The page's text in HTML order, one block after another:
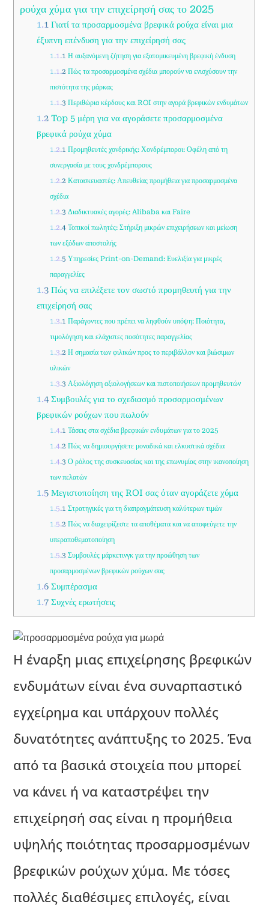
ρούχα χύμα για την επιχείρησή σας το 2025
1.1 Γιατί τα προσαρμοσμένα βρεφικά ρούχα είναι μια
έξυπνη επένδυση για την επιχείρησή σας
1.1.1 Η αυξανόμενη ζήτηση για εξατομικευμένη βρεφική ένδυση
1.1.2 Πώς τα προσαρμοσμένα σχέδια μπορούν να ενισχύσουν την
πιστότητα της μάρκας
1.1.3 Περιθώρια κέρδους και ROI στην αγορά βρεφικών ενδυμάτων
1.2Top 5 μέρη για να αγοράσετε προσαρμοσμένα
βρεφικά ρούχα χύμα
1.2.1 Προμηθευτές χονδρικής: Χονδρέμποροι: Οφέλη από τη
συνεργασία με τους χονδρέμπορους
1.2.2 Κατασκευαστές: Απευθείας προμήθεια για προσαρμοσμένα
σχέδια
1.2.3 Διαδικτυακές αγορές: Alibaba και Faire
1.2.4Τοπικοί πωλητές: Στήριξη μικρών επιχειρήσεων και μείωση
των εξόδων αποστολής
1.2.5 Υπηρεσίες Print-on-Demand: Ευελιξία για μικρές
παραγγελίες
1.3Πώς να επιλέξετε τον σωστό προμηθευτή για την
επιχείρησή σας
1.3.1 Παράγοντες που πρέπει να ληφθούν υπόψη: Ποιότητα,
τιμολόγηση και ελάχιστες ποσότητες παραγγελίας
1.3.2 Η σημασία των φιλικών προς το περιβάλλον και βιώσιμων
υλικών
1.3.3 Αξιολόγηση αξιολογήσεων και πιστοποιήσεων προμηθευτών
1.4Συμβουλές για το σχεδιασμό προσαρμοσμένων
βρεφικών ρούχων που πωλούν
1.4.1 Τάσεις στα σχέδια βρεφικών ενδυμάτων για το 2025
1.4.2 Πώς να δημιουργήσετε μοναδικά και ελκυστικά σχέδια
1.4.3 Ο ρόλος της συσκευασίας και της επωνυμίας στην ικανοποίηση
των πελατών
1.5Μεγιστοποίηση της ROI σας όταν αγοράζετε χύμα
1.5.1 Στρατηγικές για τη διαπραγμάτευση καλύτερων τιμών
1.5.2 Πώς να διαχειρίζεστε τα αποθέματα και να αποφεύγετε την
υπεραποθεματοποίηση
1.5.3 Συμβουλές μάρκετινγκ για την προώθηση των
προσαρμοσμένων βρεφικών ρούχων σας
1.6Συμπέρασμα
1.7Συχνές ερωτήσεις
Η έναρξη μιας επιχείρησης βρεφικών
ενδυμάτων είναι ένα συναρπαστικό
εγχείρημα και υπάρχουν πολλές
δυνατότητες ανάπτυξης το 2025. Ένα
από τα βασικά στοιχεία που μπορεί
να κάνει ή να καταστρέψει την
επιχείρησή σας είναι η προμήθεια
υψηλής ποιότητας προσαρμοσμένων
βρεφικών ρούχων χύμα. Με τόσες
πολλές διαθέσιμες επιλογές, είναι